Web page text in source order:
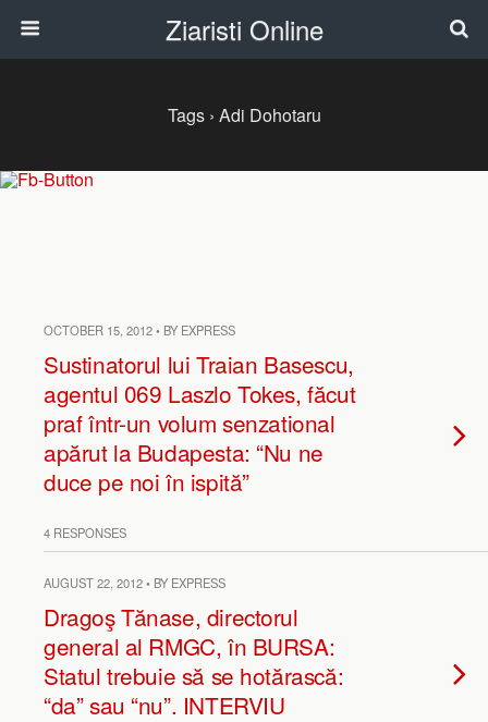
Ziaristi Online
Tags › Adi Dohotaru
OCTOBER 15, 2012 • BY EXPRESS
Sustinatorul lui Traian Basescu,
agentul 069 Laszlo Tokes, făcut
praf într-un volum senzational
apărut la Budapesta: “Nu ne
duce pe noi în ispită”
4 RESPONSES
AUGUST 22, 2012 • BY EXPRESS
Dragoş Tănase, directorul
general al RMGC, în BURSA:
Statul trebuie să se hotărască:
“da” sau “nu”. INTERVIU